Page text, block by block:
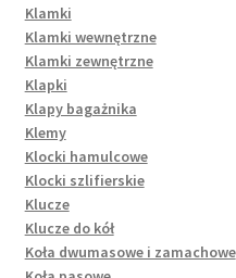
Klamki
Klamki wewnętrzne
Klamki zewnętrzne
Klapki
Klapy bagażnika
Klemy
Klocki hamulcowe
Klocki szlifierskie
Klucze
Klucze do kół
Koła dwumasowe i zamachowe